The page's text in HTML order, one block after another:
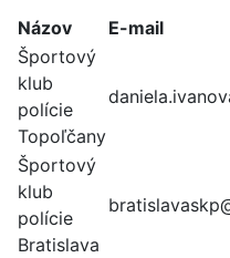
Názov E-mail
Športový
klub
polície
Topoľčany
Športový
klub
polície
Bratislava